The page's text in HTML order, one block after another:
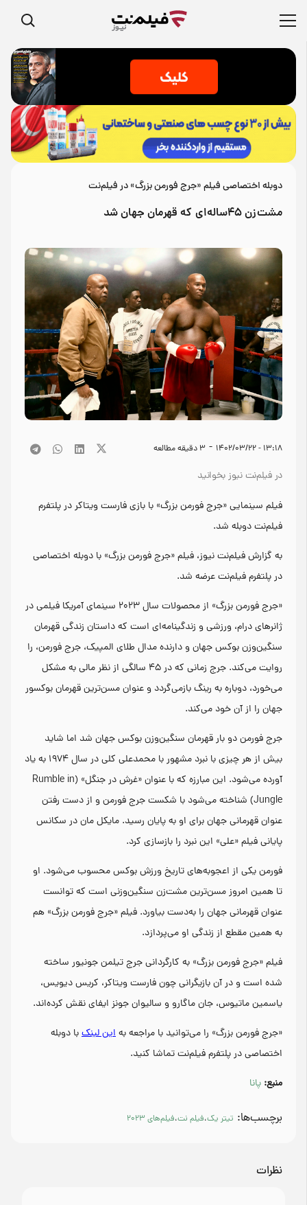
دوبله اختصاصی فیلم «جرج فورمن بزرگ» در فیلم‌نت
مشت‌زن ۴۵ساله‌ای که قهرمان جهان شد
۱۳:۱۸ - ۱۴۰۲/۰۳/۲۲ -
3 دقیقه مطالعه
در فیلم‌نت نیوز بخوانید
فیلم سینمایی «جرج فورمن بزرگ» با بازی فارست ویتاکر در پلتفرم
فیلم‌نت دوبله شد.
به گزارش فیلم‌نت نیوز، فیلم «جرج فورمن بزرگ» با دوبله اختصاصی
در پلتفرم فیلم‌نت عرضه شد.
«جرج فورمن بزرگ» از محصولات سال ۲۰۲۳ سینمای آمریکا فیلمی در
ژانرهای درام، ورزشی و زندگینامه‌ای است که داستان زندگی قهرمان
سنگین‌وزن بوکس جهان و دارنده مدال طلای المپیک، جرج فورمن، را
روایت می‌کند. جرج زمانی که در ۴۵ سالگی از نظر مالی به مشکل
می‌خورد، دوباره به رینگ بازمی‌گردد و عنوان مسن‌ترین قهرمان بوکسور
جهان را از آن خود می‌کند.
جرج فورمن دو بار قهرمان سنگین‌وزن بوکس جهان شد اما شاید
بیش از هر چیزی با نبرد مشهور با محمدعلی کلی در سال ۱۹۷۴ به یاد
آورده می‌شود. این مبارزه که با عنوان «غرش در جنگل» (Rumble in
Jungle) شناخته می‌شود با شکست جرج فورمن و از دست رفتن
عنوان قهرمانی جهان برای او به پایان رسید. مایکل مان در سکانس
پایانی فیلم «علی» این نبرد را بازسازی کرد.
فورمن یکی از اعجوبه‌های تاریخ ورزش بوکس محسوب می‌شود. او
تا همین امروز مسن‌ترین مشت‌زن سنگین‌وزنی است که توانست
عنوان قهرمانی جهان را به‌دست بیاورد. فیلم «جرج فورمن بزرگ» هم
به همین مقطع از زندگی او می‌پردازد.
فیلم «جرج فورمن بزرگ» به کارگردانی جرج تیلمن جونیور ساخته
شده است و در آن بازیگرانی چون فارست ویتاکر، کریس دیویس،
یاسمین ماتیوس، جان ماگارو و سالیوان جونز ایفای نقش کرده‌اند.
«جرج فورمن بزرگ» را می‌توانید با مراجعه بهاین لینکبا دوبله
اختصاصی در پلتفرم فیلم‌نت تماشا کنید.
منبع: پانا
برچسب‌ها: تیتر یک،فیلم نت،فیلم‌های 2023
نظرات